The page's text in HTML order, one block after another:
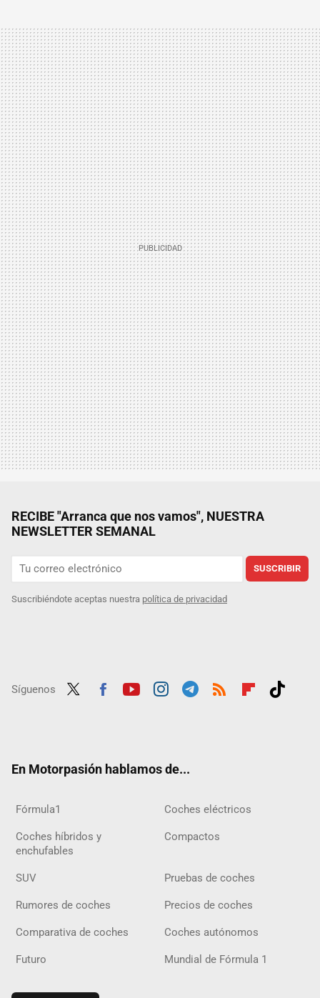
RECIBE "Arranca que nos vamos", NUESTRA
NEWSLETTER SEMANAL
SUSCRIBIR
Suscribiéndote aceptas nuestra política de privacidad
Síguenos
En Motorpasión hablamos de...
Fórmula1 Coches eléctricos
Coches híbridos y
enchufables
Compactos
SUV Pruebas de coches
Rumores de coches Precios de coches
Comparativa de coches Coches autónomos
Futuro Mundial de Fórmula 1